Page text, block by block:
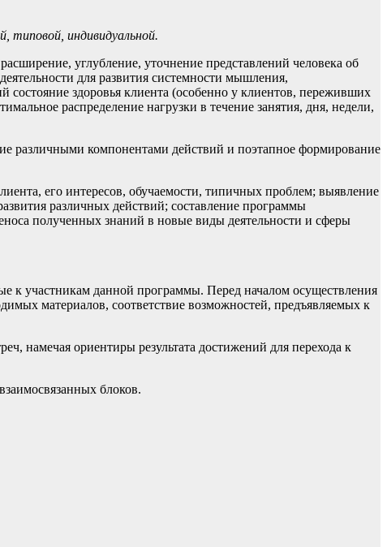
типовой, индивидуальной.
углубление, уточнение представлений человека об
для развития системности мышления,
здоровья клиента (особенно у клиентов, переживших
распределение нагрузки в течение занятия, дня, недели,
различными компонентами действий и поэтапное формирование
его интересов, обучаемости, типичных проблем; выявление
различных действий; составление программы
полученных знаний в новые виды деятельности и сферы
к участникам данной программы. Перед началом осуществления
материалов, соответствие возможностей, предъявляемых к
намечая ориентиры результата достижений для перехода к
блоков.